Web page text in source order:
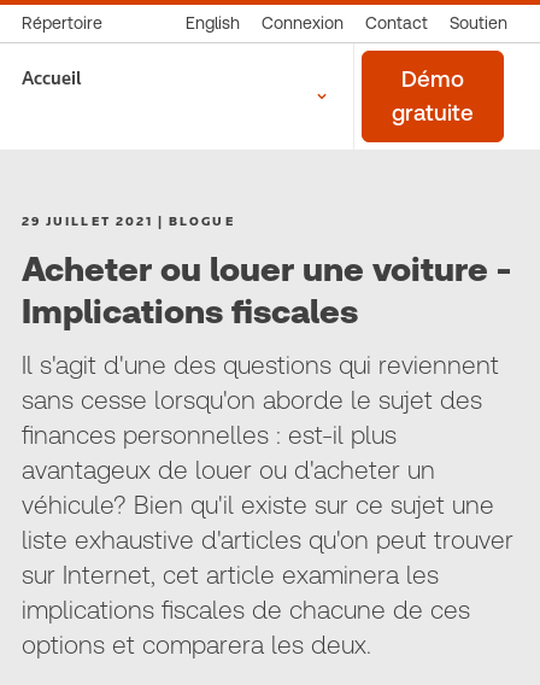
Répertoire English Connexion Contact Soutien
Accueil
Démo
gratuite
29 JUILLET 2021 | BLOGUE
Acheter ou louer une voiture -
Implications fiscales
Il s'agit d'une des questions qui reviennent
sans cesse lorsqu'on aborde le sujet des
finances personnelles : est-il plus
avantageux de louer ou d'acheter un
véhicule? Bien qu'il existe sur ce sujet une
liste exhaustive d'articles qu'on peut trouver
sur Internet, cet article examinera les
implications fiscales de chacune de ces
options et comparera les deux.